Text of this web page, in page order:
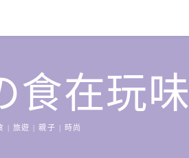
食在玩味
| 旅遊 | 親子 | 時尚